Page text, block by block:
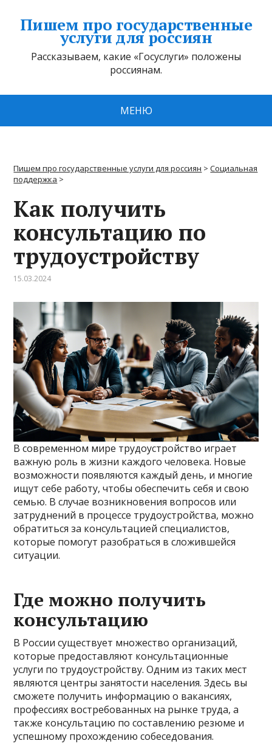
Пишем про государственные
услуги для россиян
Рассказываем, какие «Госуслуги» положены
россиянам.
МЕНЮ
Пишем про государственные услуги для россиян >Социальная
поддержка >
Как получить
консультацию по
трудоустройству
15.03.2024
В современном мире трудоустройство играет
важную роль в жизни каждого человека. Новые
возможности появляются каждый день, и многие
ищут себе работу, чтобы обеспечить себя и свою
семью. В случае возникновения вопросов или
затруднений в процессе трудоустройства, можно
обратиться за консультацией специалистов,
которые помогут разобраться в сложившейся
ситуации.
Где можно получить
консультацию
В России существует множество организаций,
которые предоставляют консультационные
услуги по трудоустройству. Одним из таких мест
являются центры занятости населения. Здесь вы
сможете получить информацию о вакансиях,
профессиях востребованных на рынке труда, а
также консультацию по составлению резюме и
успешному прохождению собеседования.